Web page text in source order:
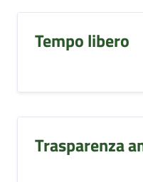
Tempo libero
Trasparenza